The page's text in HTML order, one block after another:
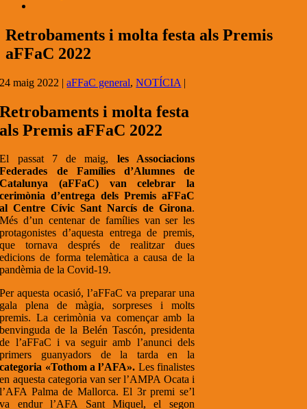
Retrobaments i molta festa als Premis
aFFaC 2022
24 maig 2022 |aFFaC general,NOTÍCIA |
Retrobaments i molta festa
als Premis aFFaC 2022
El passat 7 de maig, les Associacions
Federades de Famílies d’Alumnes de
Catalunya (aFFaC) van celebrar la
cerimònia d’entrega dels Premis aFFaC
al Centre Cívic Sant Narcís de Girona.
Més d’un centenar de famílies van ser les
protagonistes d’aquesta entrega de premis,
que tornava després de realitzar dues
edicions de forma telemàtica a causa de la
pandèmia de la Covid-19.
Per aquesta ocasió, l’aFFaC va preparar una
gala plena de màgia, sorpreses i molts
premis. La cerimònia va començar amb la
benvinguda de la Belén Tascón, presidenta
de l’aFFaC i va seguir amb l’anunci dels
primers guanyadors de la tarda en la
categoria «Tothom a l’AFA». Les finalistes
en aquesta categoria van ser l’AMPA Ocata i
l’AFA Palma de Mallorca. El 3r premi se’l
va endur l’AFA Sant Miquel, el segon